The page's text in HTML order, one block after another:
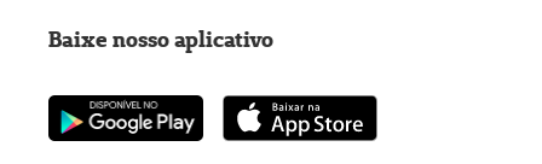
Baixe nosso aplicativo